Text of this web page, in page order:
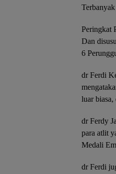
Peringkat
Dan
6
dr Ferdi
luar
dr Ferdy
para atlit
Medali
dr Ferdi